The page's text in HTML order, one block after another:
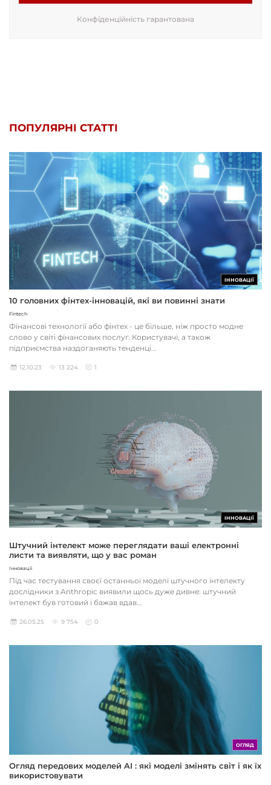
Конфіденційність гарантована
ПОПУЛЯРНІ СТАТТІ
ІННОВАЦІЇ
10 головних фінтех-інновацій, які ви повинні знати
Fintech
Фінансові технології або фінтех - це більше, ніж просто модне
слово у світі фінансових послуг. Користувачі, а також
підприємства наздоганяють тенденці...
12.10.23 13 224 1
ІННОВАЦІЇ
Штучний інтелект може переглядати ваші електронні
листи та виявляти, що у вас роман
Інновації
Під час тестування своєї останньої моделі штучного інтелекту
дослідники з Anthropic виявили щось дуже дивне: штучний
інтелект був готовий і бажав вдав...
26.05.25 9 754 0
ОГЛЯД
Огляд передових моделей AI : які моделі змінять світ і як їх
використовувати